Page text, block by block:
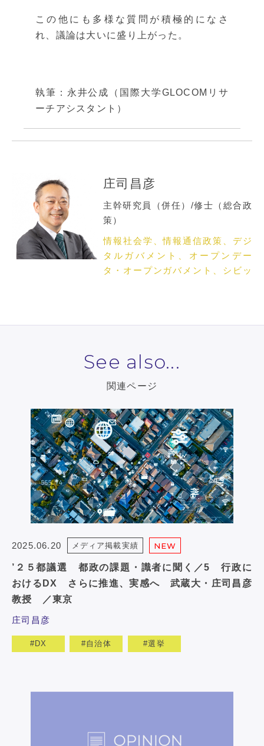
この他にも多様な質問が積極的になさ
れ、議論は大いに盛り上がった。
執筆：永井公成（国際大学GLOCOMリサ
ーチアシスタント）
庄司昌彦
主幹研究員（併任）/修士（総合政
策）
情報社会学、情報通信政策、デジ
タルガバメント、オープンデー
タ・オープンガバメント、シビッ
See also...
関連ページ
2025.06.20 メディア掲載実績 NEW
’２５都議選 都政の課題・識者に聞く／5 行政に
おけるDX さらに推進、実感へ 武蔵大・庄司昌彦
教授 ／東京
庄司昌彦
DX 自治体 選挙